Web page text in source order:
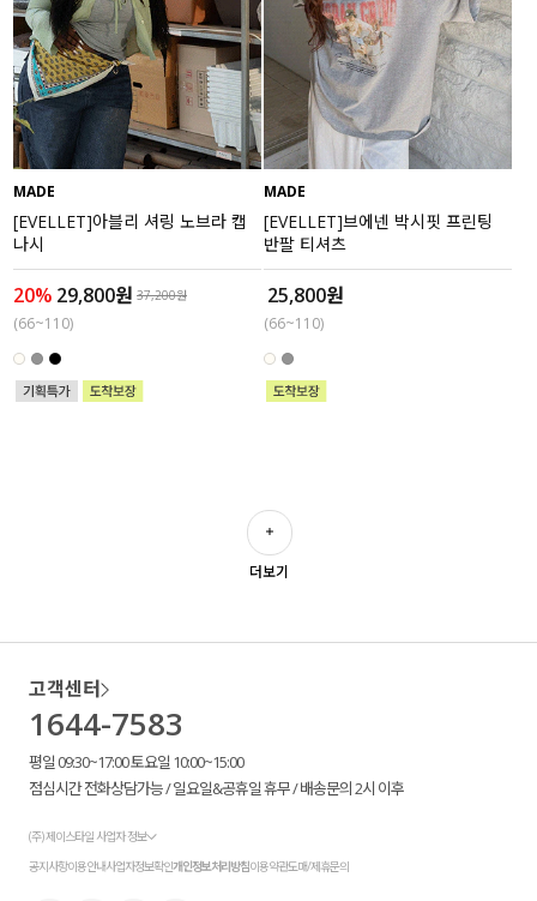
MADE
[EVELLET]아블리 셔링 노브라 캡
나시
20% 29,800원 37,200원
(66~110)
MADE
[EVELLET]브에넨 박시핏 프린팅
반팔 티셔츠
25,800원
(66~110)
더보기
고객센터
1644-7583
평일 09:30~17:00 토요일 10:00~15:00
점심시간 전화상담가능 / 일요일&공휴일 휴무 / 배송문의 2시 이후
(주) 제이스타일 사업자 정보
공지사항이용안내사업자정보확인개인정보처리방침이용약관도매/제휴문의